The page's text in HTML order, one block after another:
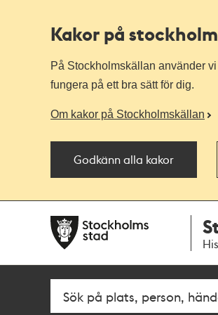
Kakor på
På Stockholmskällan använder
fungera på ett bra sätt för dig.
Om kakor på Stockholmskällan
Godkänn alla kakor
navigationen
huvudinnehållet
SökFritextsök